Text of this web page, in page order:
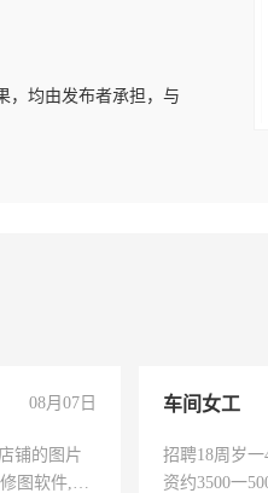
，均由发布者承担，与
08月07日
铺的图片
图软件,工
车间女工
招聘18周岁
资约3500一